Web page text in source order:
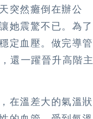
突然癱倒在辦公
她震驚不已。為了
定血壓。做完導管
還一躍晉升高階主
在溫差大的氣溫狀